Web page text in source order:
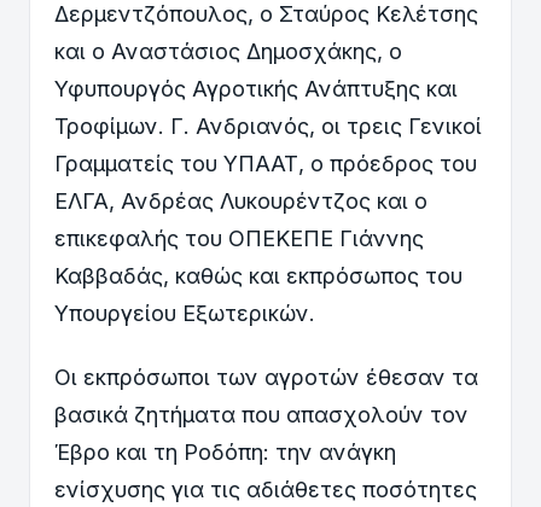
Δερμεντζόπουλος, ο Σταύρος Κελέτσης
και ο Αναστάσιος Δημοσχάκης, ο
Υφυπουργός Αγροτικής Ανάπτυξης και
Τροφίμων. Γ. Ανδριανός, οι τρεις Γενικοί
Γραμματείς του ΥΠΑΑΤ, ο πρόεδρος του
ΕΛΓΑ, Ανδρέας Λυκουρέντζος και ο
επικεφαλής του ΟΠΕΚΕΠΕ Γιάννης
Καββαδάς, καθώς και εκπρόσωπος του
Υπουργείου Εξωτερικών.
Οι εκπρόσωποι των αγροτών έθεσαν τα
βασικά ζητήματα που απασχολούν τον
Έβρο και τη Ροδόπη: την ανάγκη
ενίσχυσης για τις αδιάθετες ποσότητες